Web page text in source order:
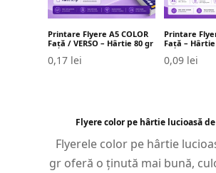
Printare Flyere A5 COLOR
Față / VERSO – Hârtie 80 gr
0,17 lei
Printare
Față –
0,09 lei
Flyere color pe hârtie lucioasă
Flyerele color pe hârtie
gr oferă o ținută mai bună,